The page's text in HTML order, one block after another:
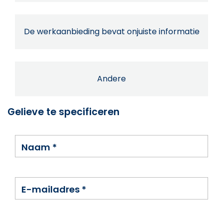
De werkaanbieding bevat onjuiste informatie
Andere
Gelieve te specificeren
Naam *
E-mailadres *